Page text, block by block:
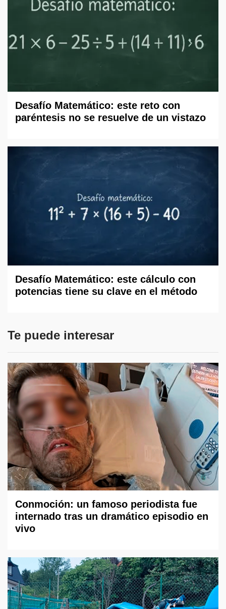
Desafío Matemático: este reto con
paréntesis no se resuelve de un vistazo
Desafío Matemático: este cálculo con
potencias tiene su clave en el método
Te puede interesar
Conmoción: un famoso periodista fue
internado tras un dramático episodio en
vivo